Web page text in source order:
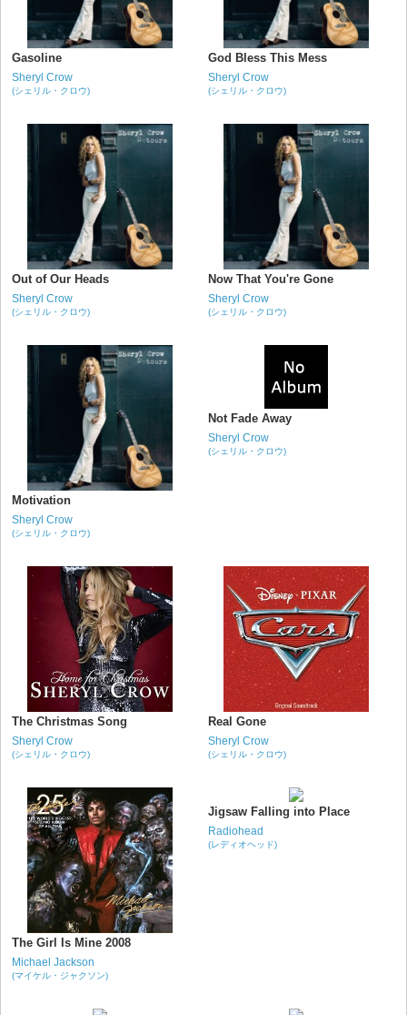
Gasoline
Sheryl Crow
(シェリル・クロウ)
God Bless This Mess
Sheryl Crow
(シェリル・クロウ)
Out of Our Heads
Sheryl Crow
(シェリル・クロウ)
Now That You're Gone
Sheryl Crow
(シェリル・クロウ)
Motivation
Sheryl Crow
(シェリル・クロウ)
Not Fade Away
Sheryl Crow
(シェリル・クロウ)
The Christmas Song
Sheryl Crow
(シェリル・クロウ)
Real Gone
Sheryl Crow
(シェリル・クロウ)
The Girl Is Mine 2008
Michael Jackson
(マイケル・ジャクソン)
Jigsaw Falling into Place
Radiohead
(レディオヘッド)